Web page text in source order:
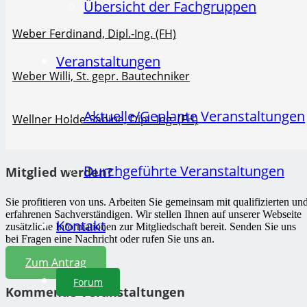
Übersicht der Fachgruppen
Veranstaltungen
Aktuelle/Geplante Veranstaltungen
Durchgeführte Veranstaltungen
Kontakt
Forum
Weber Ferdinand, Dipl.-Ing. (FH)
Weber Willi, St. gepr. Bautechniker
Wellner Holde-Sabine, Dipl.-Ing. (FH)
Mitglied werden?
Sie profitieren von uns. Arbeiten Sie gemeinsam mit qualifizierten
erfahrenen Sachverständigen. Wir stellen Ihnen auf unserer Webseite
zusätzliche Informationen zur Mitgliedschaft bereit. Senden Sie uns
bei Fragen eine Nachricht oder rufen Sie uns an.
Zum Antrag
Kommende Veranstaltungen